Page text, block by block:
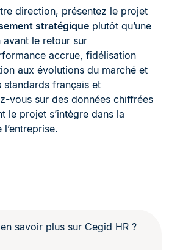
direction, présentez le projet
stratégique plutôt qu’une
avant le retour sur
accrue, fidélisation
aux évolutions du marché et
français et
vous sur des données chiffrées
le projet s’intègre dans la
savoir plus sur Cegid HR ?